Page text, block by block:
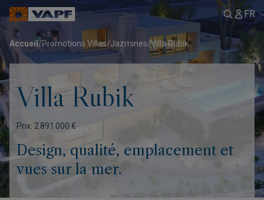
FR
Accueil/Promotions Villas/Jazmines/Villa Rubik
Villa Rubik
Prix: 2 891 000 €
Design, qualité, emplacement et
vues sur la mer.